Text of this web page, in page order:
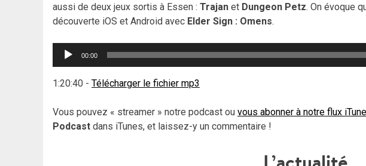
aussi de deux jeux sortis à Essen : Trajan et Dungeon Petz. On évoque
découverte iOS et Android avec Elder Sign : Omens.
Lecteur
00:00
1:20:40 - Télécharger le fichier mp3
Vous pouvez « streamer » notre podcast ou vous abonner à notre flux
Podcast dans iTunes, et laissez-y un commentaire !